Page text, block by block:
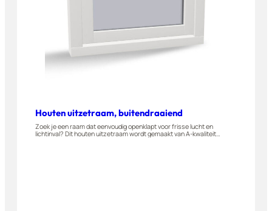
Houten uitzetraam, buitendraaiend
Zoek je een raam dat eenvoudig openklapt voor frisse lucht en
lichtinval? Dit houten uitzetraam wordt gemaakt van A-kwaliteit